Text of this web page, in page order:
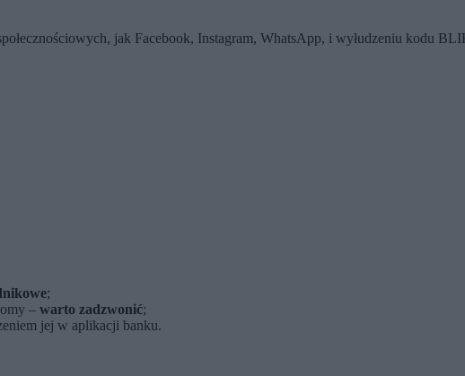
jak Facebook, Instagram, WhatsApp, i wyłudzeniu kodu
;
– warto zadzwonić;
jej w aplikacji banku.